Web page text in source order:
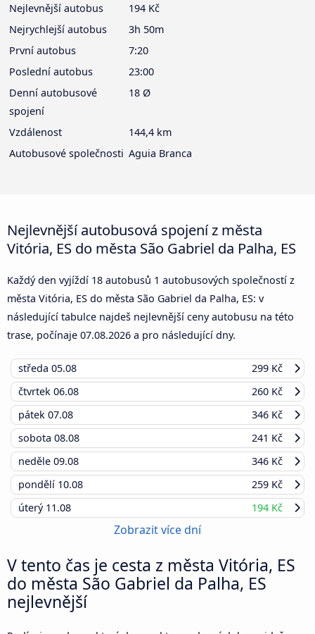
Nejlevnější autobus
194 Kč
Nejrychlejší autobus
3h 50m
První autobus
7:20
Poslední autobus
23:00
Denní autobusové
spojení
18 Ø
Vzdálenost
144,4 km
Autobusové společnosti Aguia Branca
Nejlevnější autobusová spojení z města
Vitória, ES do města São Gabriel da Palha, ES
Každý den vyjíždí 18 autobusů 1 autobusových společností z
města Vitória, ES do města São Gabriel da Palha, ES: v
následující tabulce najdeš nejlevnější ceny autobusu na této
trase, počínaje 07.08.2026 a pro následující dny.
středa 05.08
299 Kč
čtvrtek 06.08
260 Kč
pátek 07.08
346 Kč
sobota 08.08
241 Kč
neděle 09.08
346 Kč
pondělí 10.08
259 Kč
úterý 11.08 194 Kč
Zobrazit více dní
V tento čas je cesta z města Vitória, ES
do města São Gabriel da Palha, ES
nejlevnější